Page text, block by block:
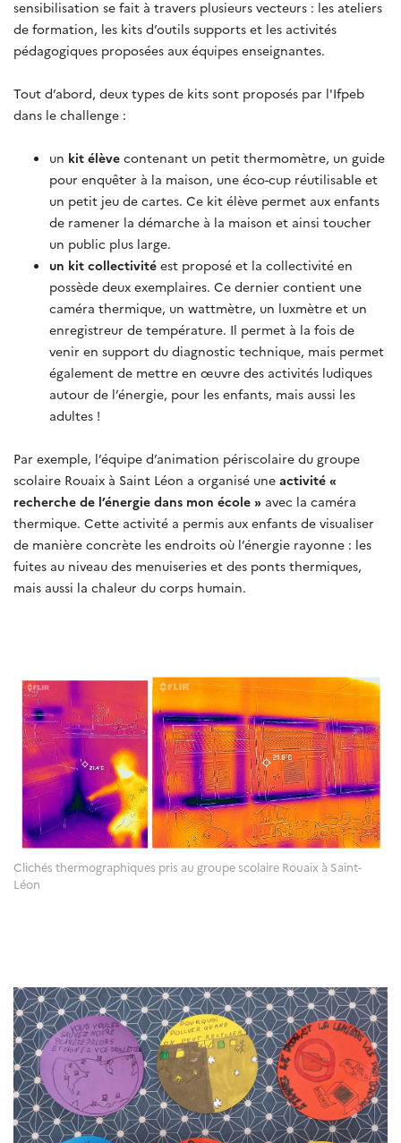
sensibilisation se fait à travers plusieurs vecteurs : les ateliers
de formation, les kits d’outils supports et les activités
pédagogiques proposées aux équipes enseignantes.
Tout d’abord, deux types de kits sont proposés par l'Ifpeb
dans le challenge :
un kit élève contenant un petit thermomètre, un guide
pour enquêter à la maison, une éco-cup réutilisable et
un petit jeu de cartes. Ce kit élève permet aux enfants
de ramener la démarche à la maison et ainsi toucher
un public plus large.
un kit collectivité est proposé et la collectivité en
possède deux exemplaires. Ce dernier contient une
caméra thermique, un wattmètre, un luxmètre et un
enregistreur de température. Il permet à la fois de
venir en support du diagnostic technique, mais permet
également de mettre en œuvre des activités ludiques
autour de l’énergie, pour les enfants, mais aussi les
adultes !
Par exemple, l’équipe d’animation périscolaire du groupe
scolaire Rouaix à Saint Léon a organisé une activité «
recherche de l’énergie dans mon école » avec la caméra
thermique. Cette activité a permis aux enfants de visualiser
de manière concrète les endroits où l’énergie rayonne : les
fuites au niveau des menuiseries et des ponts thermiques,
mais aussi la chaleur du corps humain.
Clichés thermographiques pris au groupe scolaire Rouaix à Saint-
Léon